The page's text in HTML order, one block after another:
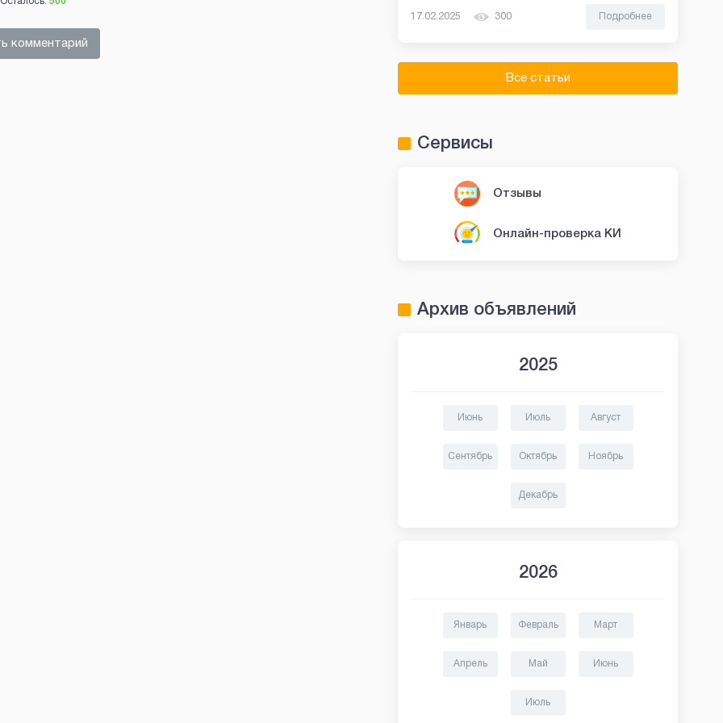
комментарий
17.02.2025 300 Подробнее
Все статьи
Сервисы
Отзывы
Онлайн-проверка КИ
Архив объявлений
2025
Июнь Июль Август
Сентябрь Октябрь Ноябрь
Декабрь
2026
Январь Февраль Март
Апрель Май Июнь
Июль